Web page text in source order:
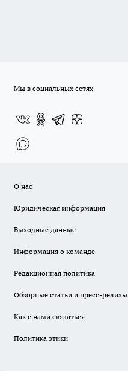
Мы в социальных сетях
О нас
Юридическая информация
Выходные данные
Информация о команде
Редакционная политика
Обзорные статьи и пресс-релизы
Как с нами связаться
Политика этики